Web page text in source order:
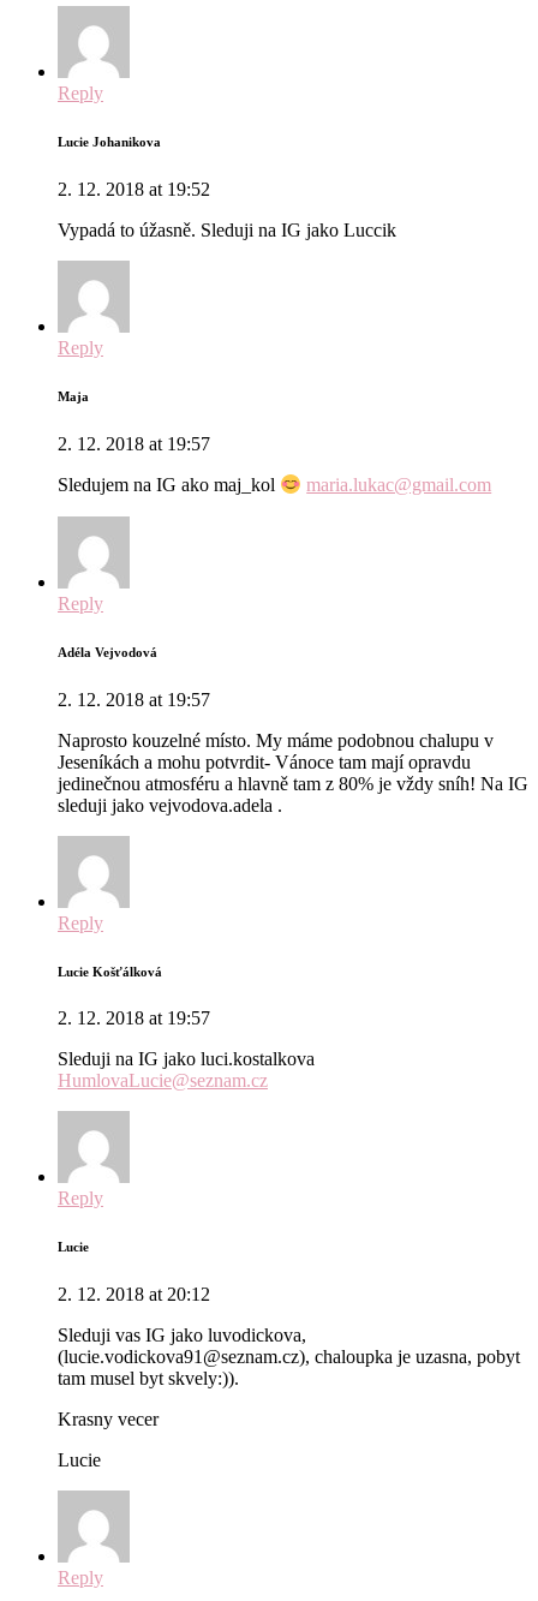
Reply
Lucie Johanikova
2. 12. 2018 at 19:52
Vypadá to úžasně. Sleduji na IG jako Luccik
Reply
Maja
2. 12. 2018 at 19:57
Sledujem na IG ako maj_kol maria.lukac@gmail.com
Reply
Adéla Vejvodová
2. 12. 2018 at 19:57
Naprosto kouzelné místo. My máme podobnou chalupu v
Jeseníkách a mohu potvrdit- Vánoce tam mají opravdu
jedinečnou atmosféru a hlavně tam z 80% je vždy sníh! Na IG
sleduji jako vejvodova.adela .
Reply
Lucie Košťálková
2. 12. 2018 at 19:57
Sleduji na IG jako luci.kostalkova
HumlovaLucie@seznam.cz
Reply
Lucie
2. 12. 2018 at 20:12
Sleduji vas IG jako luvodickova,
(lucie.vodickova91@seznam.cz), chaloupka je uzasna, pobyt
tam musel byt skvely:)).
Krasny vecer
Lucie
Reply